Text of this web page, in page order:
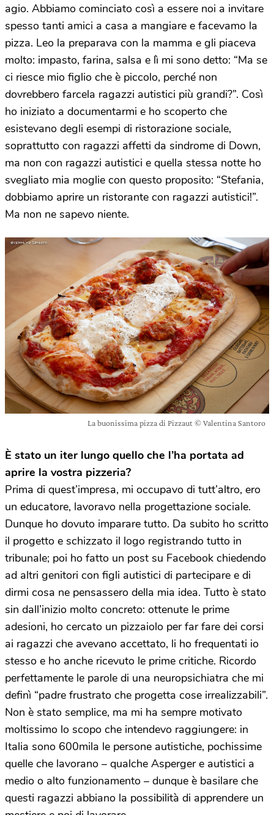
agio. Abbiamo cominciato così a essere noi a invitare
spesso tanti amici a casa a mangiare e facevamo la
pizza. Leo la preparava con la mamma e gli piaceva
molto: impasto, farina, salsa e lì mi sono detto: “Ma se
ci riesce mio figlio che è piccolo, perché non
dovrebbero farcela ragazzi autistici più grandi?”. Così
ho iniziato a documentarmi e ho scoperto che
esistevano degli esempi di ristorazione sociale,
soprattutto con ragazzi affetti da sindrome di Down,
ma non con ragazzi autistici e quella stessa notte ho
svegliato mia moglie con questo proposito: “Stefania,
dobbiamo aprire un ristorante con ragazzi autistici!”.
Ma non ne sapevo niente.
La buonissima pizza di Pizzaut © Valentina Santoro
È stato un iter lungo quello che l’ha portata ad
aprire la vostra pizzeria?
Prima di quest’impresa, mi occupavo di tutt’altro, ero
un educatore, lavoravo nella progettazione sociale.
Dunque ho dovuto imparare tutto. Da subito ho scritto
il progetto e schizzato il logo registrando tutto in
tribunale; poi ho fatto un post su Facebook chiedendo
ad altri genitori con figli autistici di partecipare e di
dirmi cosa ne pensassero della mia idea. Tutto è stato
sin dall’inizio molto concreto: ottenute le prime
adesioni, ho cercato un pizzaiolo per far fare dei corsi
ai ragazzi che avevano accettato, li ho frequentati io
stesso e ho anche ricevuto le prime critiche. Ricordo
perfettamente le parole di una neuropsichiatra che mi
definì “padre frustrato che progetta cose irrealizzabili”.
Non è stato semplice, ma mi ha sempre motivato
moltissimo lo scopo che intendevo raggiungere: in
Italia sono 600mila le persone autistiche, pochissime
quelle che lavorano – qualche Asperger e autistici a
medio o alto funzionamento – dunque è basilare che
questi ragazzi abbiano la possibilità di apprendere un